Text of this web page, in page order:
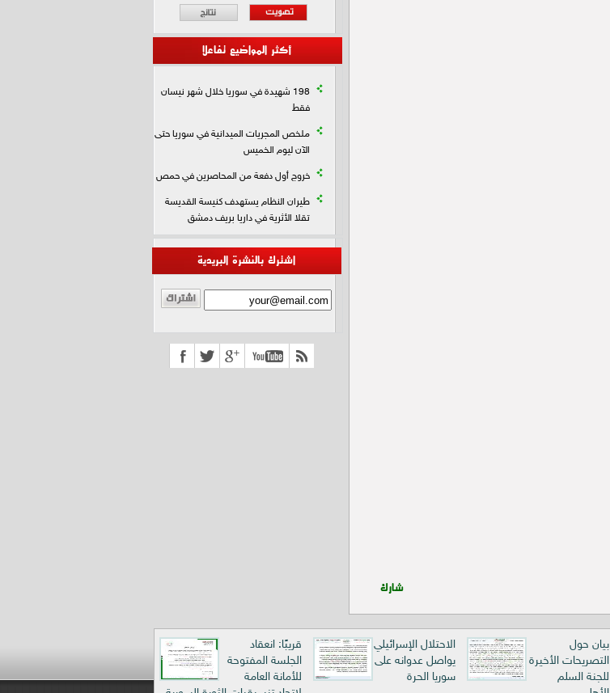
شارك
أكثر المواضيع تفاعلا
198 شهيدة في سوريا خلال شهر نيسان
فقط
ملخص المجريات الميدانية في سوريا حتى
الآن ليوم الخميس
خروج أول دفعة من المحاصرين في حمص
طيران النظام يستهدف كنيسة القديسة
تقلا الأثرية في داريا بريف دمشق
اشترك بالنشرة البريدية
بيان حول
التصريحات الأخيرة
للجنة السلم
الاحتلال الإسرائيلي
يواصل عدوانه على
سوريا الحرة
قريبًا: انعقاد
الجلسة المفتوحة
للأمانة العامة